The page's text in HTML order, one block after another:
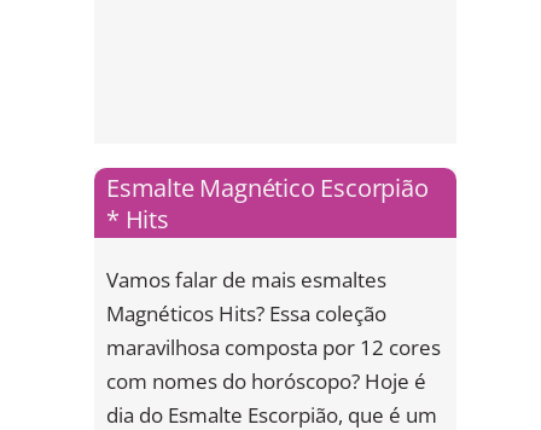
Esmalte Magnético Escorpião
* Hits
Vamos falar de mais esmaltes
Magnéticos Hits? Essa coleção
maravilhosa composta por 12 cores
com nomes do horóscopo? Hoje é
dia do Esmalte Escorpião, que é um